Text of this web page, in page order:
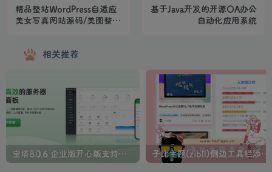
精品整站WordPress自适应
美女写真网站源码/美图整站
基于Java开发的开源OA办公
自动化应用系统
相关推荐
宝塔8.0.6 企业版开心版支持最新升级【一键脚本】 子比主题(zibll)侧边工具栏添加人生倒计时美化